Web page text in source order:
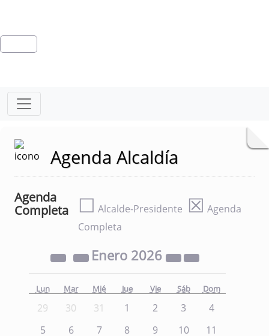
Agenda Alcaldía
Agenda
Completa
☐ Alcalde-Presidente ☒ Agenda
Completa
Enero 2026
Lun Mar Mié Jue Vie Sáb Dom
29 30 31 1 2 3
4
5
6 7 8 9 10
11